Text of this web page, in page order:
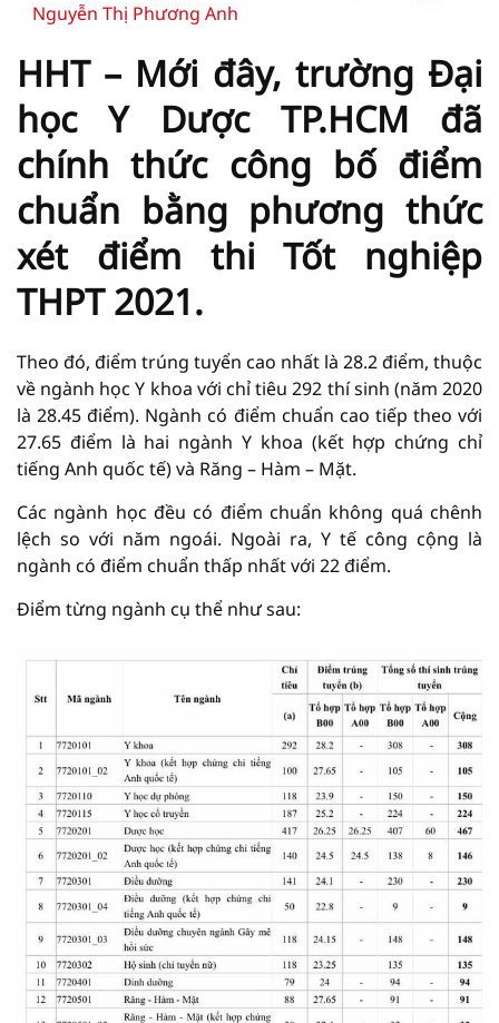
Nguyễn Thị Phương Anh
HHT – Mới đây, trường Đại
học Y Dược TP.HCM đã
chính thức công bố điểm
chuẩn bằng phương thức
xét điểm thi Tốt nghiệp
THPT 2021.
Theo đó, điểm trúng tuyển cao nhất là 28.2 điểm, thuộc
về ngành học Y khoa với chỉ tiêu 292 thí sinh (năm 2020
là 28.45 điểm). Ngành có điểm chuẩn cao tiếp theo với
27.65 điểm là hai ngành Y khoa (kết hợp chứng chỉ
tiếng Anh quốc tế) và Răng – Hàm – Mặt.
Các ngành học đều có điểm chuẩn không quá chênh
lệch so với năm ngoái. Ngoài ra, Y tế công cộng là
ngành có điểm chuẩn thấp nhất với 22 điểm.
Điểm từng ngành cụ thể như sau: